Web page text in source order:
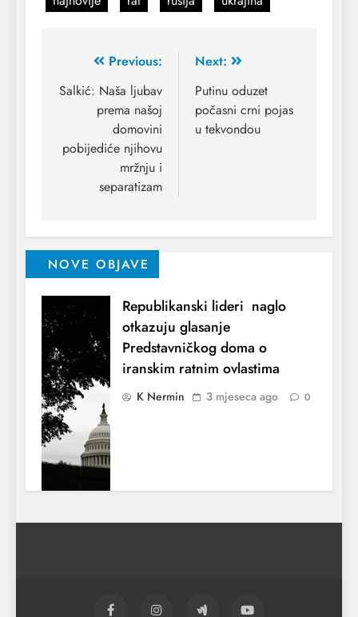
Previous:
Salkić: Naša ljubav
prema našoj
domovini
pobijediće njihovu
mržnju i
separatizam
Next:
Putinu oduzet
počasni crni pojas
u tekvondou
NOVE OBJAVE
Republikanski lideri naglo
otkazuju glasanje
Predstavničkog doma o
iranskim ratnim ovlastima
K Nermin 3 mjeseca ago 0
El Nino utiče na živote stotina miliona